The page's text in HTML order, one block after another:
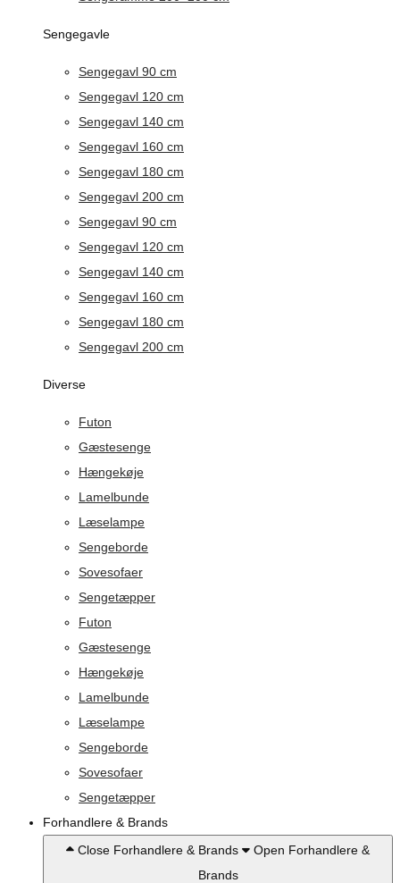
Sengegavle
Sengegavl 90 cm
Sengegavl 120 cm
Sengegavl 140 cm
Sengegavl 160 cm
Sengegavl 180 cm
Sengegavl 200 cm
Sengegavl 90 cm
Sengegavl 120 cm
Sengegavl 140 cm
Sengegavl 160 cm
Sengegavl 180 cm
Sengegavl 200 cm
Diverse
Futon
Gæstesenge
Hængekøje
Lamelbunde
Læselampe
Sengeborde
Sovesofaer
Sengetæpper
Futon
Gæstesenge
Hængekøje
Lamelbunde
Læselampe
Sengeborde
Sovesofaer
Sengetæpper
Forhandlere & Brands
Close Forhandlere & Brands
Open Forhandlere &
Brands